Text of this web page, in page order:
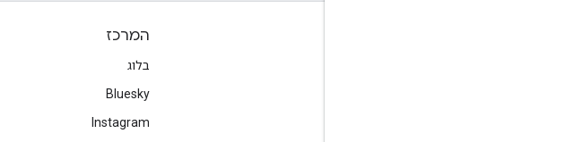
המרכז
בלוג
Bluesky
Instagram